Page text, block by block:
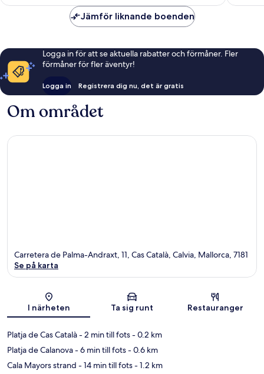
Jämför liknande boenden
Logga in för att se aktuella rabatter och förmåner. Fler
förmåner för fler äventyr!
Logga in Registrera dig nu, det är gratis
Om området
Karta
Carretera de Palma-Andraxt, 11, Cas Català, Calvia, Mallorca, 7181
Se på karta
I närheten Ta sig runt Restauranger
Platja de Cas Català- 2 min till fots- 0.2 km
Platja de Calanova- 6 min till fots- 0.6 km
Cala Mayors strand - 14 min till fots- 1.2 km